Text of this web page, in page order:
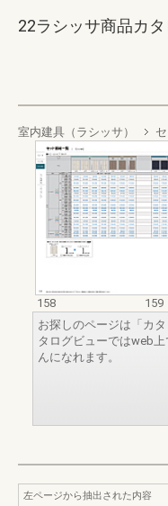
22ラシッサ商品カ
室内建具（ラシッサ）
158
159
お探しのページは「カ
タログビューではweb
んになれます。
左ページから抽出された内容